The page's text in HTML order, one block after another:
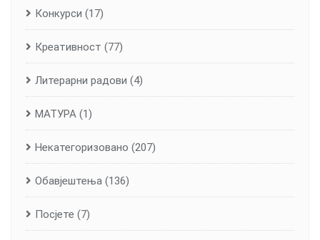
Конкурси (17)
Креативност (77)
Литерарни радови (4)
МАТУРА (1)
Некатегоризовано (207)
Обавјештења (136)
Посјете (7)